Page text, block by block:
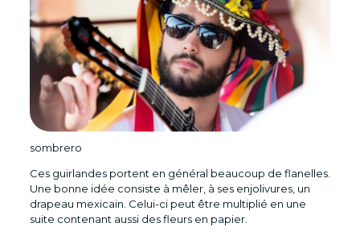
sombrero
Ces guirlandes portent en général beaucoup de flanelles.
Une bonne idée consiste à mêler, à ses enjolivures, un
drapeau mexicain. Celui-ci peut être multiplié en une
suite contenant aussi des fleurs en papier.